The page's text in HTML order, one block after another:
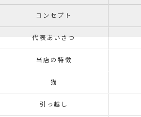
コンセプト
代表あいさつ
当店の特徴
猫
引っ越し